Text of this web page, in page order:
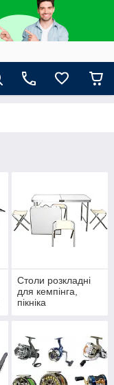
Столи розкладні
для кемпінга,
пікніка